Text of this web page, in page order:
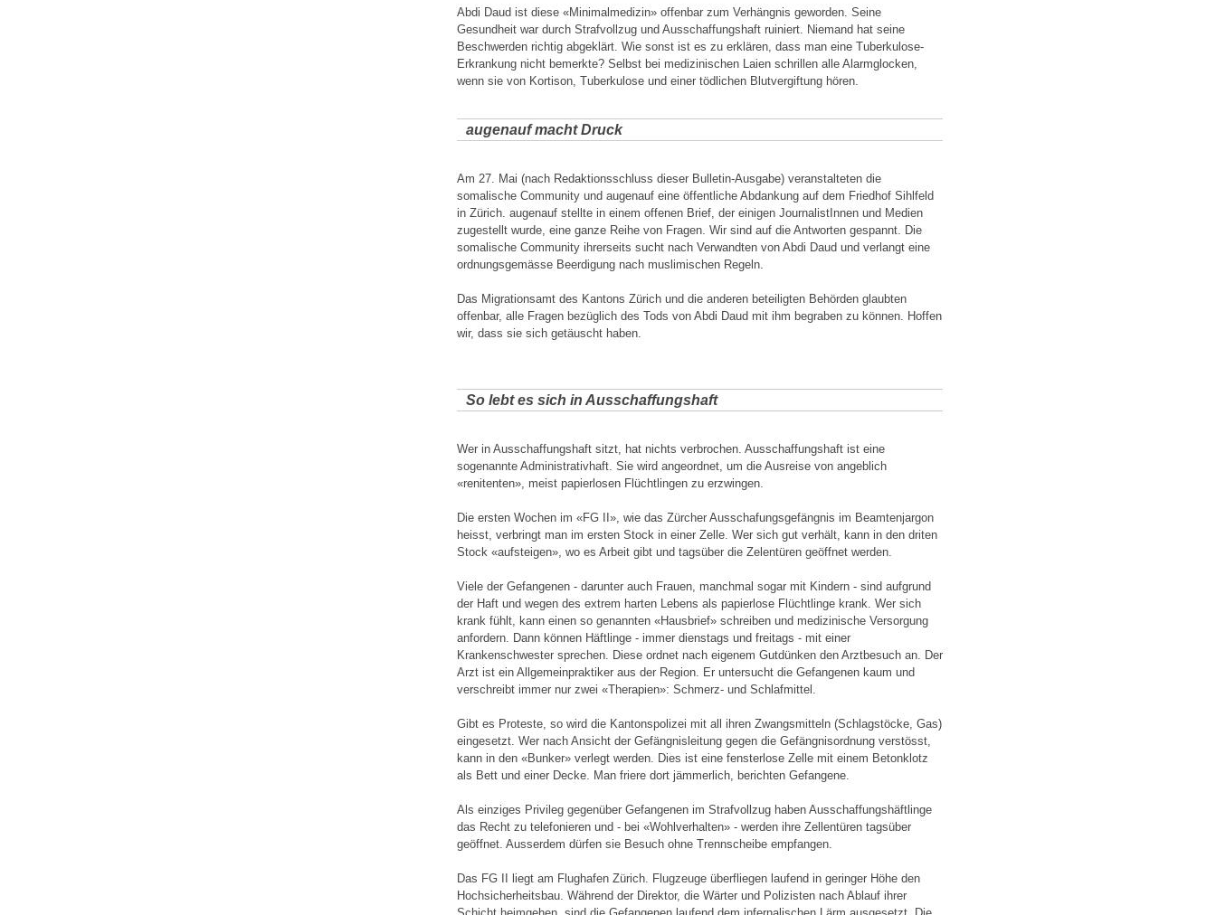
Abdi Daud ist diese «Minimalmedizin» offenbar zum Verhängnis geworden. Seine
Gesundheit war durch Strafvollzug und Ausschaffungshaft ruiniert. Niemand hat seine
Beschwerden richtig abgeklärt. Wie sonst ist es zu erklären, dass man eine Tuberkulose-
Erkrankung nicht bemerkte? Selbst bei medizinischen Laien schrillen alle Alarmglocken,
wenn sie von Kortison, Tuberkulose und einer tödlichen Blutvergiftung hören.
augenauf macht Druck
Am 27. Mai (nach Redaktionsschluss dieser Bulletin-Ausgabe) veranstalteten die
somalische Community und augenauf eine öffentliche Abdankung auf dem Friedhof Sihlfeld
in Zürich. augenauf stellte in einem offenen Brief, der einigen JournalistInnen und Medien
zugestellt wurde, eine ganze Reihe von Fragen. Wir sind auf die Antworten gespannt. Die
somalische Community ihrerseits sucht nach Verwandten von Abdi Daud und verlangt eine
ordnungsgemässe Beerdigung nach muslimischen Regeln.
Das Migrationsamt des Kantons Zürich und die anderen beteiligten Behörden glaubten
offenbar, alle Fragen bezüglich des Tods von Abdi Daud mit ihm begraben zu können. Hoffen
wir, dass sie sich getäuscht haben.
So lebt es sich in Ausschaffungshaft
Wer in Ausschaffungshaft sitzt, hat nichts verbrochen. Ausschaffungshaft ist eine
sogenannte Administrativhaft. Sie wird angeordnet, um die Ausreise von angeblich
«renitenten», meist papierlosen Flüchtlingen zu erzwingen.
Die ersten Wochen im «FG II», wie das Zürcher Ausschafungsgefängnis im Beamtenjargon
heisst, verbringt man im ersten Stock in einer Zelle. Wer sich gut verhält, kann in den driten
Stock «aufsteigen», wo es Arbeit gibt und tagsüber die Zelentüren geöffnet werden.
Viele der Gefangenen - darunter auch Frauen, manchmal sogar mit Kindern - sind aufgrund
der Haft und wegen des extrem harten Lebens als papierlose Flüchtlinge krank. Wer sich
krank fühlt, kann einen so genannten «Hausbrief» schreiben und medizinische Versorgung
anfordern. Dann können Häftlinge - immer dienstags und freitags - mit einer
Krankenschwester sprechen. Diese ordnet nach eigenem Gutdünken den Arztbesuch an. Der
Arzt ist ein Allgemeinpraktiker aus der Region. Er untersucht die Gefangenen kaum und
verschreibt immer nur zwei «Therapien»: Schmerz- und Schlafmittel.
Gibt es Proteste, so wird die Kantonspolizei mit all ihren Zwangsmitteln (Schlagstöcke, Gas)
eingesetzt. Wer nach Ansicht der Gefängnisleitung gegen die Gefängnisordnung verstösst,
kann in den «Bunker» verlegt werden. Dies ist eine fensterlose Zelle mit einem Betonklotz
als Bett und einer Decke. Man friere dort jämmerlich, berichten Gefangene.
Als einziges Privileg gegenüber Gefangenen im Strafvollzug haben Ausschaffungshäftlinge
das Recht zu telefonieren und - bei «Wohlverhalten» - werden ihre Zellentüren tagsüber
geöffnet. Ausserdem dürfen sie Besuch ohne Trennscheibe empfangen.
Das FG II liegt am Flughafen Zürich. Flugzeuge überfliegen laufend in geringer Höhe den
Hochsicherheitsbau. Während der Direktor, die Wärter und Polizisten nach Ablauf ihrer